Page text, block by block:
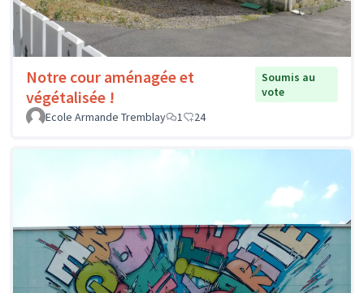
Notre cour aménagée et
végétalisée !
Soumis au
vote
Ecole Armande Tremblay
1 24